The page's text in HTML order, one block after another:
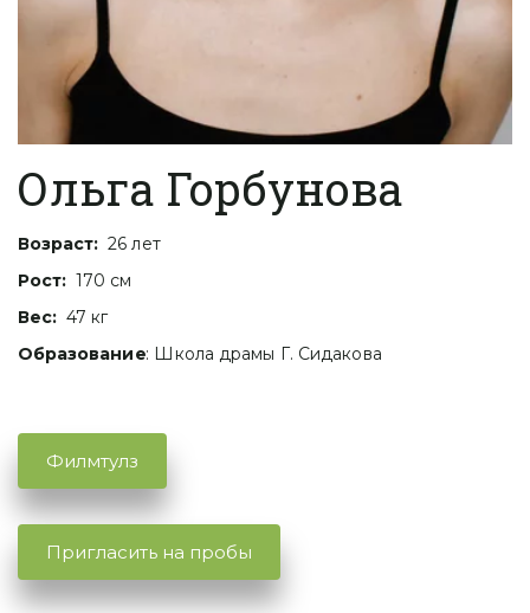
Ольга Горбунова
Возраст:
  26 лет
Рост:
  170 см
Вес:
  47 кг
Образование: Школа драмы Г. Сидакова
Филмтулз
Пригласить на пробы